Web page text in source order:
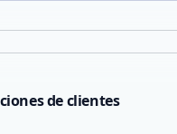
de clientes